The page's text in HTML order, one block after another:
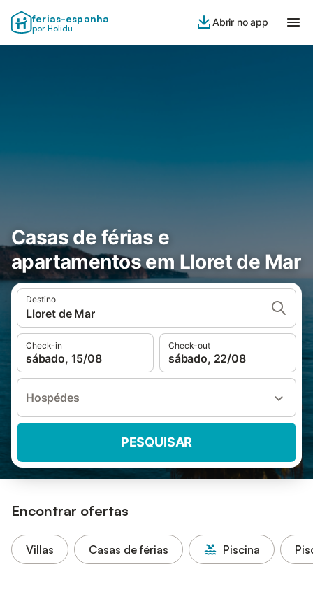
ferias-espanha
por Holidu
Abrir no app
Casas de férias e
apartamentos em Lloret de Mar
Destino
Lloret de Mar
Check-in
sábado, 15/08
Check-out
sábado, 22/08
Hospédes
PESQUISAR
Encontrar ofertas
Villas Casas de férias Piscina